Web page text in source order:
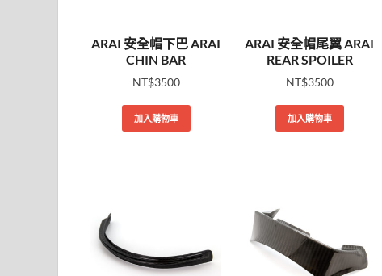
ARAI 安全帽下巴 ARAI
CHIN BAR
NT$3500
加入購物車
ARAI 安全帽尾翼 ARAI
REAR SPOILER
NT$3500
加入購物車